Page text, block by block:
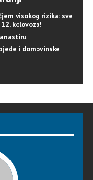
visokog rizika: sve
kolovoza!
i domovinske